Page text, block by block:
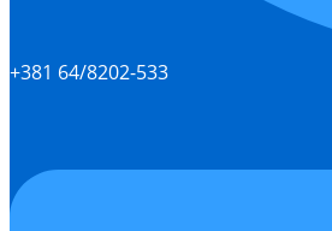
+381 64/8202-533